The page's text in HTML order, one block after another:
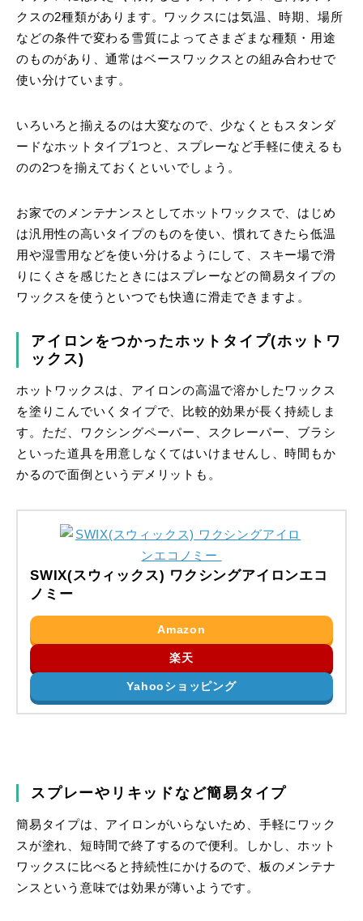
クスの2種類があります。ワックスには気温、時期、場所
などの条件で変わる雪質によってさまざまな種類・用途
のものがあり、通常はベースワックスとの組み合わせで
使い分けています。
いろいろと揃えるのは大変なので、少なくともスタンダ
ードなホットタイプ1つと、スプレーなど手軽に使えるも
のの2つを揃えておくといいでしょう。
お家でのメンテナンスとしてホットワックスで、はじめ
は汎用性の高いタイプのものを使い、慣れてきたら低温
用や湿雪用などを使い分けるようにして、スキー場で滑
りにくさを感じたときにはスプレーなどの簡易タイプの
ワックスを使うといつでも快適に滑走できますよ。
アイロンをつかったホットタイプ(ホットワ
ックス)
ホットワックスは、アイロンの高温で溶かしたワックス
を塗りこんでいくタイプで、比較的効果が長く持続しま
す。ただ、ワクシングペーパー、スクレーパー、ブラシ
といった道具を用意しなくてはいけませんし、時間もか
かるので面倒というデメリットも。
SWIX(スウィックス) ワクシングアイロンエコ
ノミー
Amazon
楽天
Yahooショッピング
スプレーやリキッドなど簡易タイプ
簡易タイプは、アイロンがいらないため、手軽にワック
スが塗れ、短時間で終了するので便利。しかし、ホット
ワックスに比べると持続性にかけるので、板のメンテナ
ンスという意味では効果が薄いようです。